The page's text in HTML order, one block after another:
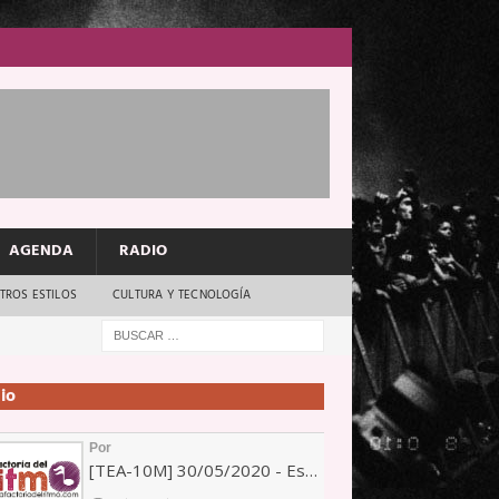
AGENDA RADIO
ESTILOS CULTURA Y TECNOLOGÍA